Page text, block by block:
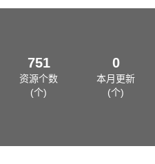
751
资源个数
(个)
0
本月更新
(个)